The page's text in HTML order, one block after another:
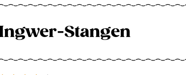
Stangen